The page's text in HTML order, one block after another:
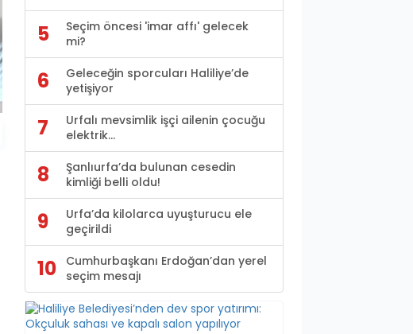
5
Seçim öncesi 'imar affı' gelecek
mi?
6
Geleceğin sporcuları Haliliye’de
yetişiyor
7
Urfalı mevsimlik işçi ailenin çocuğu
elektrik...
8
Şanlıurfa’da bulunan cesedin
kimliği belli oldu!
9
Urfa’da kilolarca uyuşturucu ele
geçirildi
10
Cumhurbaşkanı Erdoğan’dan yerel
seçim mesajı